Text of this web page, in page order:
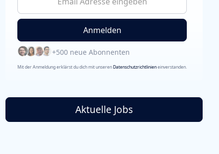
+500 neue Abonnenten
Mit der Anmeldung erklärst du dich mit unserenDatenschutzrichtlinieneinverstanden.
Aktuelle Jobs